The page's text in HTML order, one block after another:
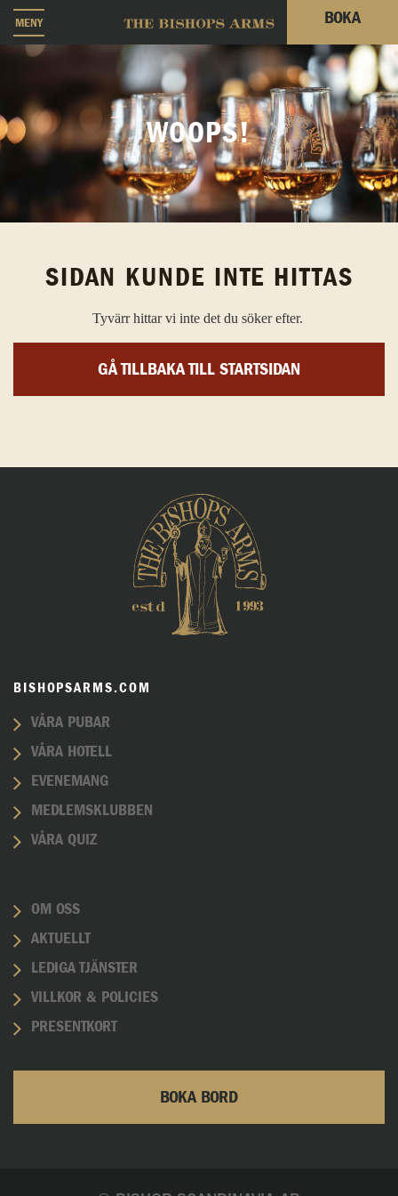
MENY BOKA
WOOPS!
SIDAN KUNDE INTE HITTAS
Tyvärr hittar vi inte det du söker efter.
GÅ TILLBAKA TILL STARTSIDAN
BISHOPSARMS.COM
VÅRA PUBAR
VÅRA HOTELL
EVENEMANG
MEDLEMSKLUBBEN
VÅRA QUIZ
OM OSS
AKTUELLT
LEDIGA TJÄNSTER
VILLKOR & POLICIES
PRESENTKORT
BOKA BORD